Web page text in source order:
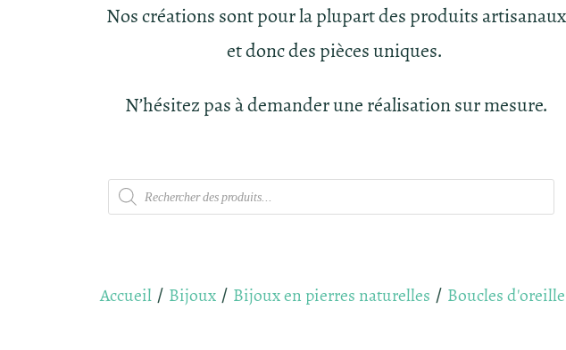
Nos créations sont pour la plupart des produits artisanaux
et donc des pièces uniques.
N’hésitez pas à demander une réalisation sur mesure.
Accueil / Bijoux / Bijoux en pierres naturelles / Boucles